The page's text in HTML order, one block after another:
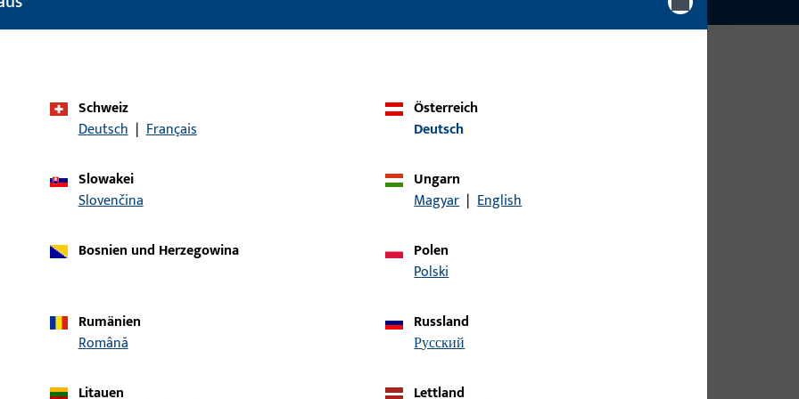
1
Schweiz
Deutsch | Français
Österreich
Deutsch
Slowakei
Slovenčina
Ungarn
Magyar | English
Bosnien und Herzegowina
Polen
Polski
Rumänien
Română
Russland
русский
Litauen
Lettland